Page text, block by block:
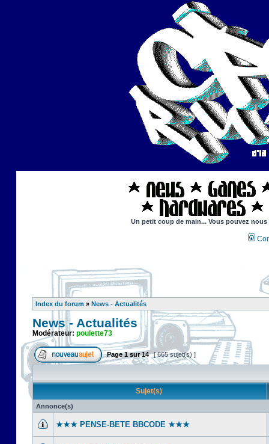
Un petit coup de main... Vous pouvez
Index du forum » News - Actualités
News - Actualités
Modérateur: poulette73
Page1sur14 [ 665 sujet(s) ]
Sujet(s)
Annonce(s)
★★★ PENSE-BETE BBCODE ★★★